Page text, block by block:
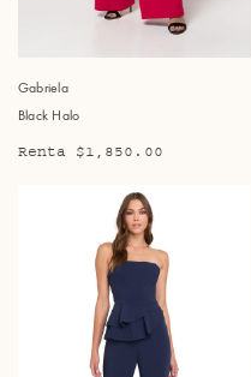
Gabriela
Black Halo
Renta $1,850.00